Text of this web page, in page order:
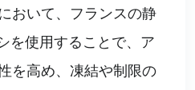
おいて、フランスの静
を使用することで、ア
を高め、凍結や制限の